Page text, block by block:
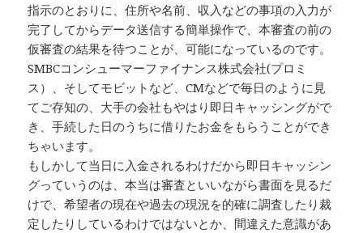
指示のとおりに、住所や名前、収入などの事項の入力が
完了してからデータ送信する簡単操作で、本審査の前の
仮審査の結果を待つことが、可能になっているのです。
SMBCコンシューマーファイナンス株式会社(プロミ
ス）、そしてモビットなど、CMなどで毎日のように見
てご存知の、大手の会社もやはり即日キャッシングがで
き、手続した日のうちに借りたお金をもらうことができ
ちゃいます。
もしかして当日に入金されるわけだから即日キャッシン
グっていうのは、本当は審査といいながら書面を見るだ
けで、希望者の現在や過去の現況を的確に調査したり裁
定したりしているわけではないとか、間違えた意識があ